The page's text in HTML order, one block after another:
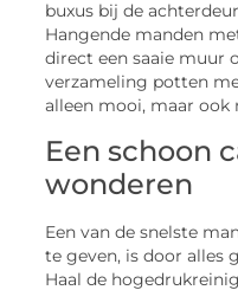
buxus bij de
Hangende manden
direct een saaie muur
verzameling potten
alleen mooi, maar ook
Een schoon
wonderen
Een van de snelste
te geven, is door alles
Haal de